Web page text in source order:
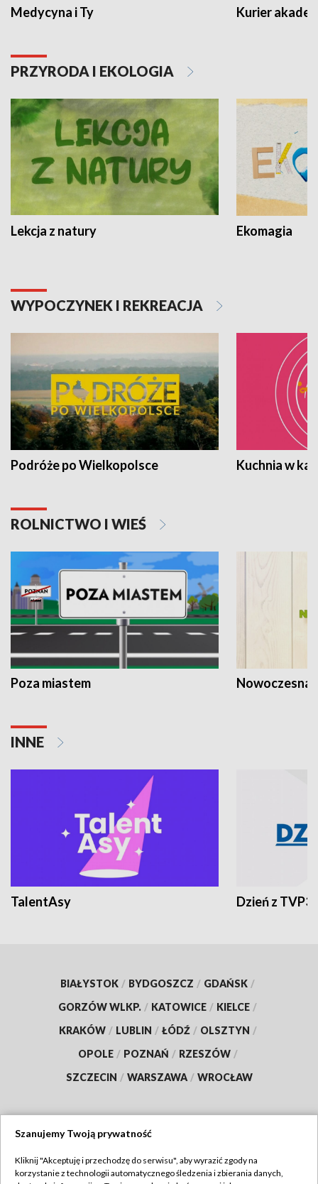
Medycyna i Ty Kurier
PRZYRODA I EKOLOGIA
Lekcja z natury Ekomagia
WYPOCZYNEK I REKREACJA
Podróże po Wielkopolsce Kuchnia w
ROLNICTWO I WIEŚ
Poza miastem Nowoczesna
INNE
TalentAsy Dzień z TVP3
BIAŁYSTOK / BYDGOSZCZ / GDAŃSK /
GORZÓW WLKP. / KATOWICE / KIELCE /
KRAKÓW / LUBLIN / ŁÓDŹ / OLSZTYN /
OPOLE / POZNAŃ / RZESZÓW /
SZCZECIN / WARSZAWA / WROCŁAW
TVP
Szanujemy Twoją prywatność
Kliknij "Akceptuję i przechodzę do serwisu", aby wyrazić zgody na
korzystanie z technologii automatycznego śledzenia i zbierania danych,